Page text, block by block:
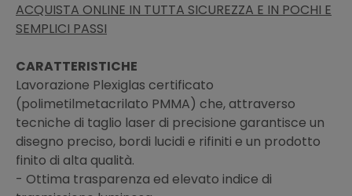
ACQUISTA ONLINE IN TUTTA SICUREZZA E IN POCHI E
SEMPLICI PASSI
CARATTERISTICHE
Lavorazione Plexiglas certificato
(polimetilmetacrilato PMMA) che, attraverso
tecniche di taglio laser di precisione garantisce un
disegno preciso, bordi lucidi e rifiniti e un prodotto
finito di alta qualità.
- Ottima trasparenza ed elevato indice di